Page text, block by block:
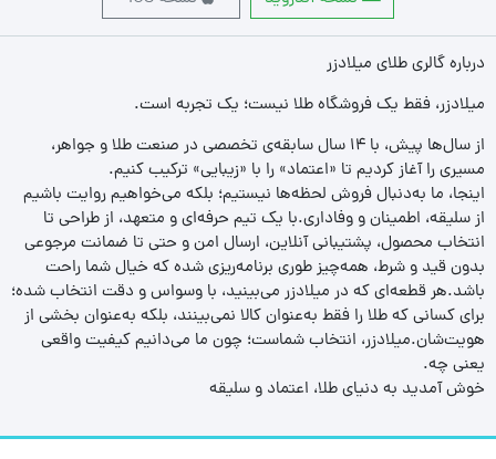
درباره گالری طلای میلادزر
میلادزر، فقط یک فروشگاه طلا نیست؛ یک تجربه‌ است.
از سال‌ها پیش، با ۱۴ سال سابقه‌ی تخصصی در صنعت طلا و جواهر،
مسیری را آغاز کردیم تا «اعتماد» را با «زیبایی» ترکیب کنیم.
اینجا، ما به‌دنبال فروش لحظه‌ها نیستیم؛ بلکه می‌خواهیم روایت باشیم
از سلیقه، اطمینان و وفاداری.با یک تیم حرفه‌ای و متعهد، از طراحی تا
انتخاب محصول، پشتیبانی آنلاین، ارسال امن و حتی تا ضمانت مرجوعی
بدون قید و شرط، همه‌چیز طوری برنامه‌ریزی شده که خیال شما راحت
باشد.هر قطعه‌ای که در میلادزر می‌بینید، با وسواس و دقت انتخاب شده؛
برای کسانی که طلا را فقط به‌عنوان کالا نمی‌بینند، بلکه به‌عنوان بخشی از
هویت‌شان.میلادزر، انتخاب شماست؛ چون ما می‌دانیم کیفیت واقعی
یعنی چه.
خوش آمدید به دنیای طلا، اعتماد و سلیقه